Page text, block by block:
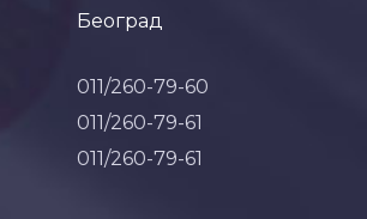
Београд
011/260-79-60
011/260-79-61
011/260-79-61